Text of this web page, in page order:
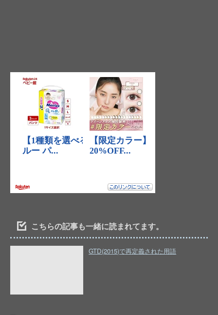
こちらの記事も一緒に読まれてます。
GTD(2015)で再定義された用語